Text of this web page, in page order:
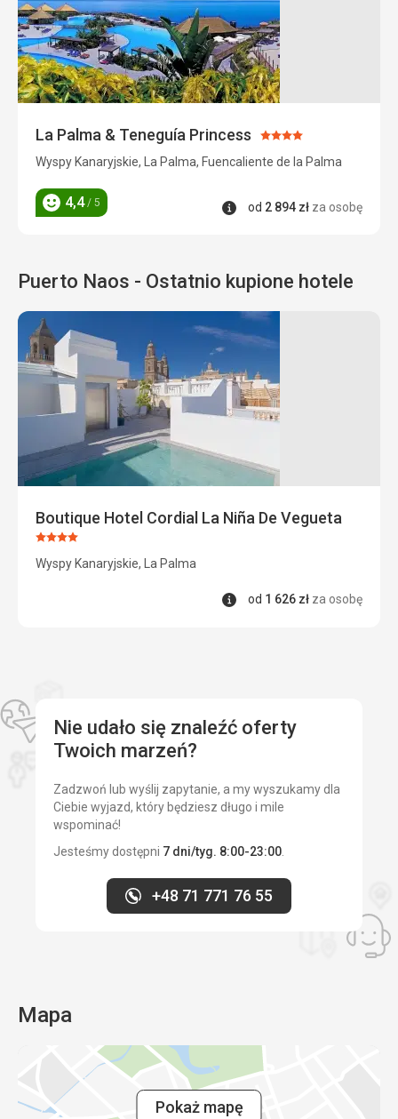
La Palma & Teneguía Princess Ocena:
4/5
Wyspy Kanaryjskie, La Palma, Fuencaliente de la Palma
Ocena
4,4/ 5 Informacje
od 2 894 zł za osobę
Puerto Naos - Ostatnio kupione hotele
Boutique Hotel Cordial La Niña De Vegueta
Ocena:
4/5
Wyspy Kanaryjskie, La Palma
Informacje
od 1 626 zł za osobę
Nie udało się znaleźć oferty
Twoich marzeń?
Zadzwoń lub wyślij zapytanie, a my wyszukamy dla
Ciebie wyjazd, który będziesz długo i mile
wspominać!
Jesteśmy dostępni 7 dni/tyg. 8:00-23:00
+48 71 771 76 55
Mapa
Pokaż mapę